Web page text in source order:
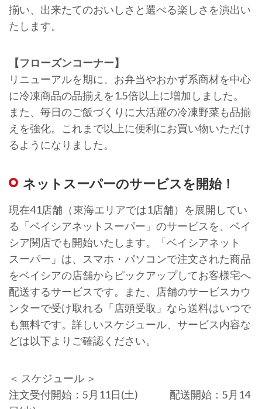
揃い、出来たてのおいしさと選べる楽しさを演出い
たします。
【フローズンコーナー】
リニューアルを期に、お弁当やおかず系商材を中心
に冷凍商品の品揃えを1.5倍以上に増加しました。
また、毎日のご飯づくりに大活躍の冷凍野菜も品揃
えを強化。これまで以上に便利にお買い物いただけ
るようになりました。
ネットスーパーのサービスを開始！
現在41店舗（東海エリアでは1店舗）を展開してい
る「ベイシアネットスーパー」のサービスを、ベイ
シア関店でも開始いたします。「ベイシアネット
スーパー」は、スマホ・パソコンで注文された商品
をベイシアの店舗からピックアップしてお客様宅へ
配送するサービスです。また、店舗のサービスカウ
ンターで受け取れる「店頭受取」なら送料はいつで
も無料です。詳しいスケジュール、サービス内容な
どは以下よりご確認ください。
＜ スケジュール ＞
注文受付開始：5月11日(土) 配送開始：5月14